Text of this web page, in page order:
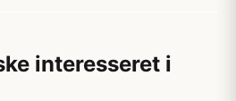
interesseret i